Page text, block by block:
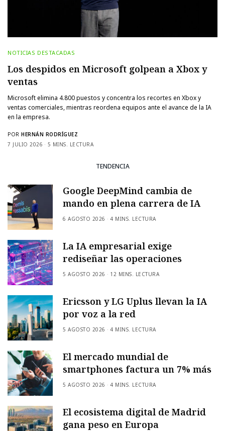
NOTICIAS DESTACADAS
Los despidos en Microsoft golpean a Xbox y
ventas
Microsoft elimina 4.800 puestos y concentra los recortes en Xbox y
ventas comerciales, mientras reordena equipos ante el avance de la IA
en la empresa.
POR HERNÁN RODRÍGUEZ
7 JULIO 2026
5 MINS. LECTURA
TENDENCIA
Google DeepMind cambia de
mando en plena carrera de IA
6 AGOSTO 2026 4 MINS. LECTURA
La IA empresarial exige
rediseñar las operaciones
5 AGOSTO 2026 12 MINS. LECTURA
Ericsson y LG Uplus llevan la IA
por voz a la red
5 AGOSTO 2026 4 MINS. LECTURA
El mercado mundial de
smartphones factura un 7% más
5 AGOSTO 2026 4 MINS. LECTURA
El ecosistema digital de Madrid
gana peso en Europa